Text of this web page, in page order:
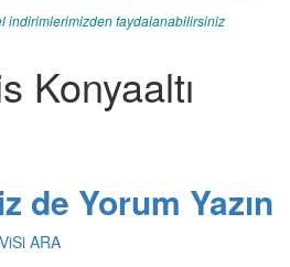
indirimlerimizden faydalanabilirsiniz
Konyaaltı
de Yorum Yazın
ARA